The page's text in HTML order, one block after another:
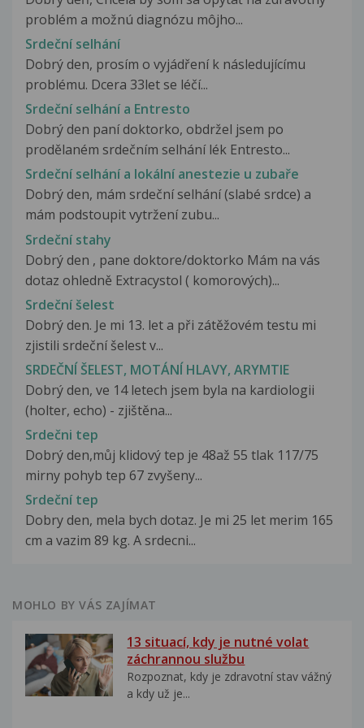
problém a možnú diagnózu môjho...
Srdeční selhání
Dobrý den, prosím o vyjádření k následujícímu
problému. Dcera 33let se léčí...
Srdeční selhání a Entresto
Dobrý den paní doktorko, obdržel jsem po
prodělaném srdečním selhání lék Entresto...
Srdeční selhání a lokální anestezie u zubaře
Dobrý den, mám srdeční selhání (slabé srdce) a
mám podstoupit vytržení zubu...
Srdeční stahy
Dobrý den , pane doktore/doktorko Mám na vás
dotaz ohledně Extracystol ( komorových)...
Srdeční šelest
Dobrý den. Je mi 13. let a při zátěžovém testu mi
zjistili srdeční šelest v...
SRDEČNÍ ŠELEST, MOTÁNÍ HLAVY, ARYMTIE
Dobrý den, ve 14 letech jsem byla na kardiologii
(holter, echo) - zjištěna...
Srdečni tep
Dobrý den,můj klidový tep je 48až 55 tlak 117/75
mirny pohyb tep 67 zvyšeny...
Srdeční tep
Dobry den, mela bych dotaz. Je mi 25 let merim 165
cm a vazim 89 kg. A srdecni...
MOHLO BY VÁS ZAJÍMAT
13 situací, kdy je nutné volat
záchrannou službu
Rozpoznat, kdy je zdravotní stav vážný
a kdy už je...